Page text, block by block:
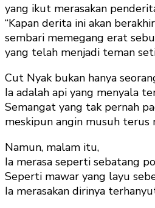
yang ikut merasakan
“Kapan derita ini akan
sembari memegang erat
yang telah menjadi teman
Cut Nyak bukan hanya
Ia adalah api yang menyala
Semangat yang tak pernah
meskipun angin musuh terus
Namun, malam itu,
Ia merasa seperti sebatang
Seperti mawar yang layu
Ia merasakan dirinya